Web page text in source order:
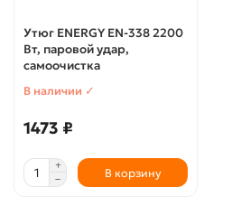
Утюг ENERGY EN-338 2200
Вт, паровой удар,
самоочистка
В наличии ✓
1473 ₽
В корзину